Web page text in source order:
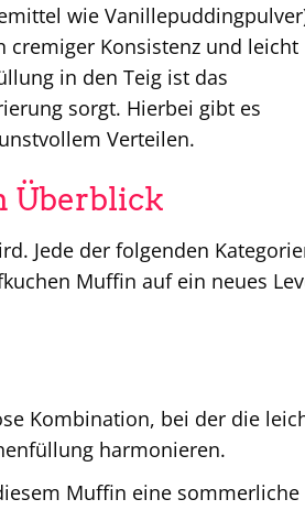
wie
cremiger Konsistenz und leicht
in den Teig ist das
sorgt. Hierbei gibt es
Verteilen.
Überblick
Jede der folgenden
Muffin auf ein neues
Kombination, bei der die
harmonieren.
Muffin eine